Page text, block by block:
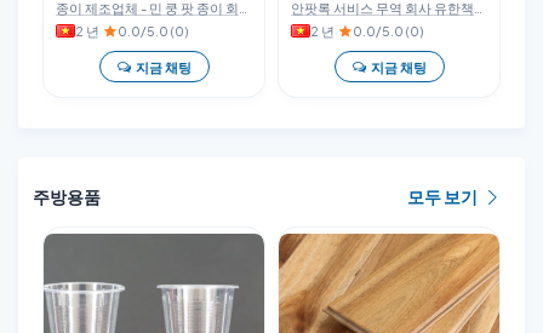
2 년· 0.0/5.0 (0)
지금 채팅
2 년· 0.0/5.0 (0)
지금 채팅
주방용품 모두 보기